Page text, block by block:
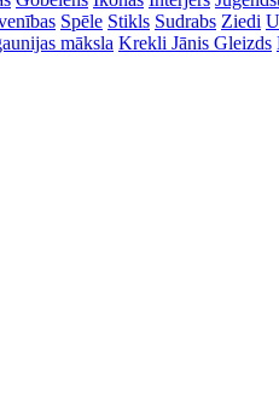
Spēle Stikls Sudrabs Ziedi
māksla Krekli Jānis Gleizds